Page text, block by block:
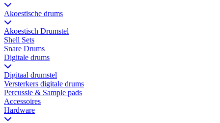
Akoestische drums
Akoestisch Drumstel
Shell Sets
Snare Drums
Digitale drums
Digitaal drumstel
Versterkers digitale drums
Percussie & Sample pads
Accessoires
Hardware